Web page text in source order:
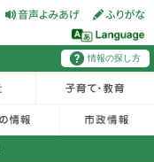
情報の探し方